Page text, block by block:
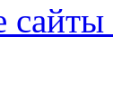
сайты